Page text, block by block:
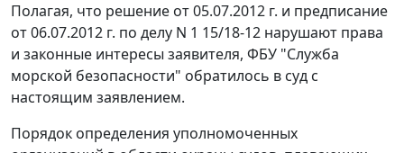
Полагая, что решение от 05.07.2012 г. и предписание
от 06.07.2012 г. по делу N 1 15/18-12 нарушают права
и законные интересы заявителя, ФБУ "Служба
морской безопасности" обратилось в суд с
настоящим заявлением.
Порядок определения уполномоченных